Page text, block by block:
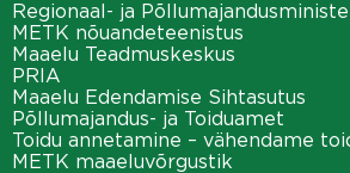
Regionaal- ja
METK nõuandeteenistus
Maaelu Teadmuskeskus
PRIA
Maaelu Edendamise Sihtasutus
Põllumajandus- ja Toiduamet
Toidu annetamine – vähendame
METK maaeluvõrgustik